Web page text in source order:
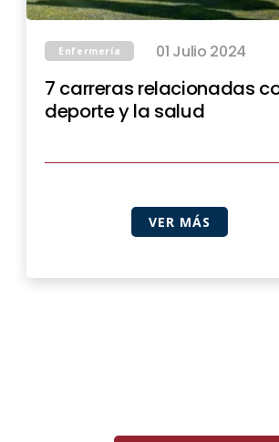
Enfermería 01 Julio 2024
7 carreras relacionadas
deporte y la salud
VER MÁS